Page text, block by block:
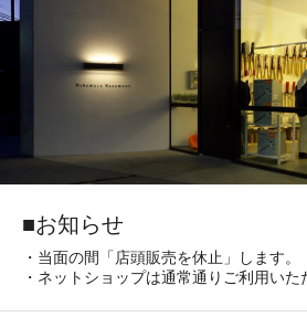
■お知らせ
・当面の間「店頭販売を休止」します。
・ネットショップは通常通りご利用いた